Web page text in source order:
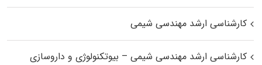
کارشناسی ارشد مهندسی شیمی
کارشناسی ارشد مهندسی شیمی – بیوتکنولوژی و داروسازی